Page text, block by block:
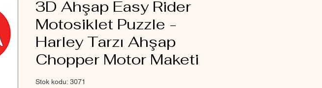
3D Ahşap Easy Rider
Motosiklet Puzzle -
Harley Tarzı Ahşap
Chopper Motor Maketi
Stok kodu: 3071